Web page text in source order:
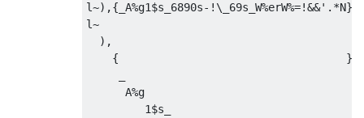
l~),{_A%g1$s_6890s-!\_69s_W%erW%=!&&'.*N}/
l~
),
{                                   }/
A%g
1$s_